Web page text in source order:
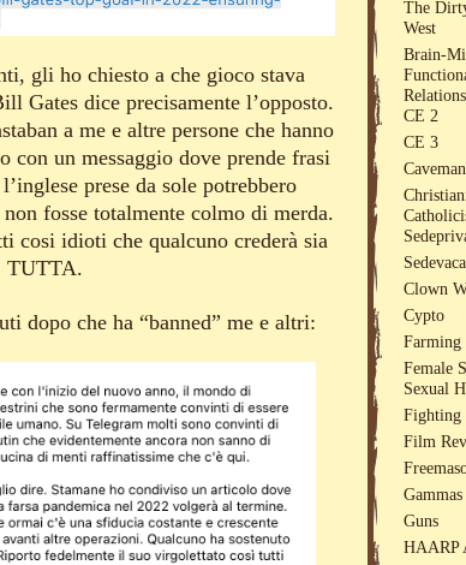
gli ho chiesto a che gioco stava
Gates dice precisamente l’opposto.
a me e altre persone che hanno
con un messaggio dove prende frasi
prese da sole potrebbero
fosse totalmente colmo di merda.
cosi idioti che qualcuno crederà sia
TUTTA.
dopo che ha “banned” me e altri:
The
West
Brain-
CE 2
CE 3
Clown
Cypto
Female
Sexual
Fighting
Film
Gammas
Guns
HAARP